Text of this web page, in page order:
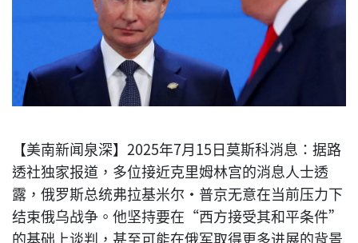
【美南新闻泉深】2025年7月15日莫斯科消息：据路
透社独家报道，多位接近克里姆林宫的消息人士透
露，俄罗斯总统弗拉基米尔·普京无意在当前压力下
结束俄乌战争。他坚持要在“西方接受其和平条件”
的基础上谈判，甚至可能在俄军取得更多进展的背景